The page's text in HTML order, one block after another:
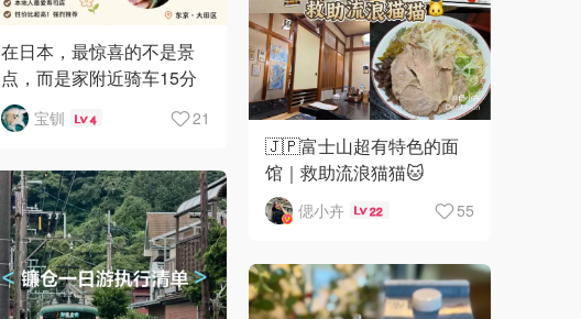
在日本，最惊喜的不是景
点，而是家附近骑车15分
钟的小店
宝钏 4 21
🇯🇵富士山超有特色的面
馆｜救助流浪猫猫🐱
偲小卉 22 55